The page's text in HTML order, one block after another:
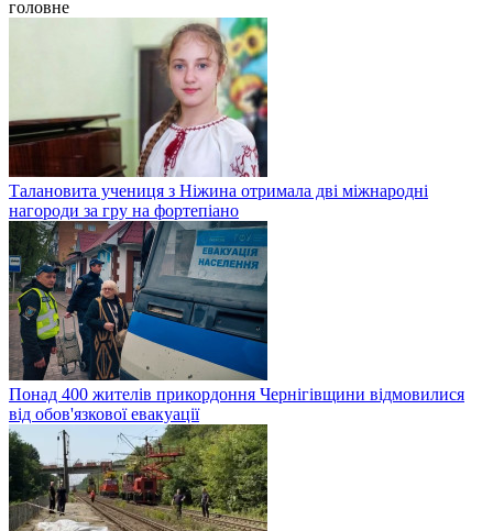
головне
Талановита учениця з Ніжина отримала дві міжнародні
нагороди за гру на фортепіано
Понад 400 жителів прикордоння Чернігівщини відмовилися
від обов'язкової евакуації